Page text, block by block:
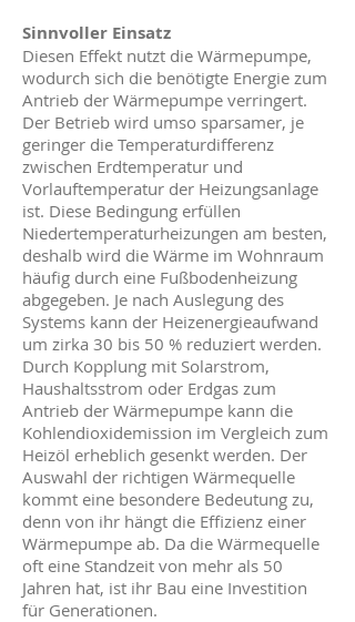
Sinnvoller Einsatz
Diesen Effekt nutzt die Wärmepumpe,
wodurch sich die benötigte Energie zum
Antrieb der Wärmepumpe verringert.
Der Betrieb wird umso sparsamer, je
geringer die Temperaturdifferenz
zwischen Erdtemperatur und
Vorlauftemperatur der Heizungsanlage
ist. Diese Bedingung erfüllen
Niedertemperaturheizungen am besten,
deshalb wird die Wärme im Wohnraum
häufig durch eine Fußbodenheizung
abgegeben. Je nach Auslegung des
Systems kann der Heizenergieaufwand
um zirka 30 bis 50 % reduziert werden.
Durch Kopplung mit Solarstrom,
Haushaltsstrom oder Erdgas zum
Antrieb der Wärmepumpe kann die
Kohlendioxidemission im Vergleich zum
Heizöl erheblich gesenkt werden. Der
Auswahl der richtigen Wärmequelle
kommt eine besondere Bedeutung zu,
denn von ihr hängt die Effizienz einer
Wärmepumpe ab. Da die Wärmequelle
oft eine Standzeit von mehr als 50
Jahren hat, ist ihr Bau eine Investition
für Generationen.